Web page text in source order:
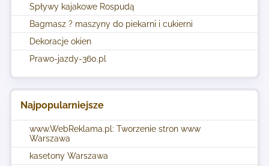
Spływy kajakowe Rospudą
Bagmasz ? maszyny do piekarni i cukierni
Dekoracje okien
Prawo-jazdy-360.pl
Najpopularniejsze
www.WebReklama.pl: Tworzenie stron www
Warszawa
kasetony Warszawa